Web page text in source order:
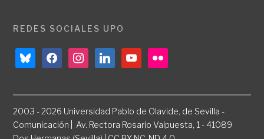
REDES SOCIALES UPO
blueskyfacebookinstagramlinkedinyoutubeflickr
2003 - 2026 Universidad Pablo de Olavide, de Sevilla -
Comunicación | Av. Rectora Rosario Valpuesta, 1 - 41089